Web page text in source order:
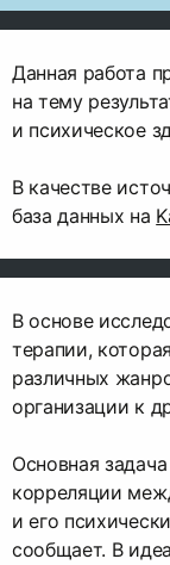
Данная работа
на тему
и психическое
В качестве
база данных на
В основе
терапии,
различных
организации к
Основная
корреляции
и его
сообщает. В